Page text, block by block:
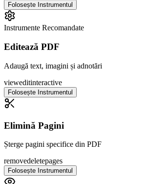
Folosește Instrumentul
Instrumente Recomandate
Editează PDF
Adaugă text, imagini și adnotări
vieweditinteractive
Folosește Instrumentul
Elimină Pagini
Șterge pagini specifice din PDF
removedeletepages
Folosește Instrumentul